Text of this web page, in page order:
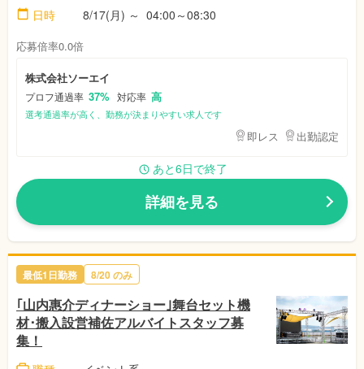
日時
8/17(月) ～ 04:00～08:30
応募倍率0.0倍
株式会社ソーエイ
プロフ通過率 37% 対応率 高
選考通過率が高く、勤務が決まりやすい求人です
即レス 出勤認定
あと6日で終了
詳細を見る
最低1日勤務 8/20のみ
｢山内惠介ディナーショー｣舞台セット機
材･搬入設営補佐アルバイトスタッフ募
集！